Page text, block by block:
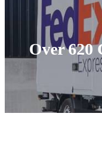
Over 620